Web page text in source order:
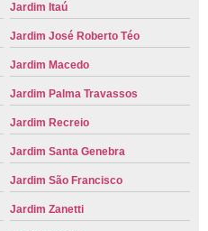
Jardim Itaú
Jardim José Roberto Téo
Jardim Macedo
Jardim Palma Travassos
Jardim Recreio
Jardim Santa Genebra
Jardim São Francisco
Jardim Zanetti